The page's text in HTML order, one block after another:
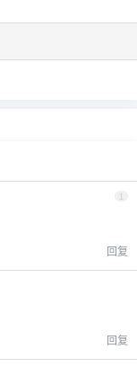
回复
回复